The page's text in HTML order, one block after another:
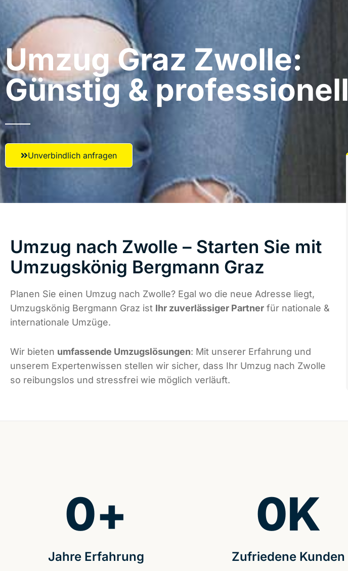
Umzug Graz​ Zwolle:
Günstig & professionell​
Unverbindlich anfragen
Umzug nach Zwolle – Starten Sie mit
Umzugskönig Bergmann Graz
Planen Sie einen Umzug nach Zwolle? Egal wo die neue Adresse liegt,
Umzugskönig Bergmann Graz ist Ihr zuverlässiger Partner für nationale &
internationale Umzüge.
Wir bieten umfassende Umzugslösungen: Mit unserer Erfahrung und
unserem Expertenwissen stellen wir sicher, dass Ihr Umzug nach Zwolle
so reibungslos und stressfrei wie möglich verläuft.
Jahre Erfahrung
0+
Zufriedene Kunden
0K